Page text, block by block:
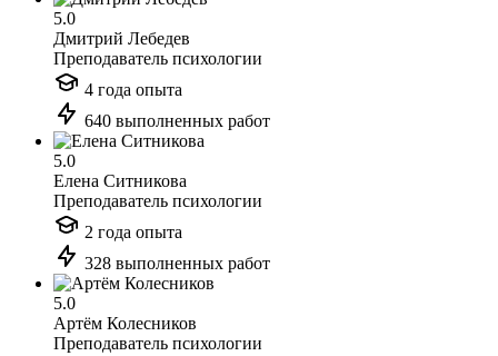
5.0
Дмитрий Лебедев
Преподаватель психологии
4 года опыта
640 выполненных работ
5.0
Елена Ситникова
Преподаватель психологии
2 года опыта
328 выполненных работ
5.0
Артём Колесников
Преподаватель психологии